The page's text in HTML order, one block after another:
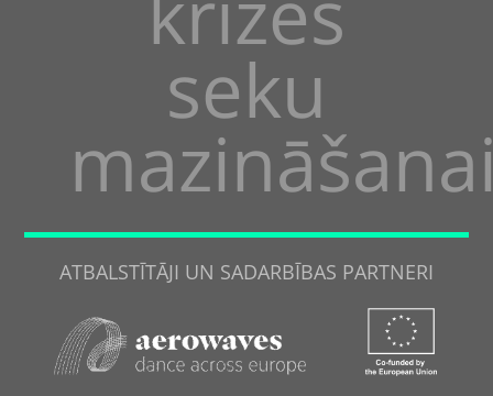
seku
ATBALSTĪTĀJI UN SADARBĪBAS PARTNERI